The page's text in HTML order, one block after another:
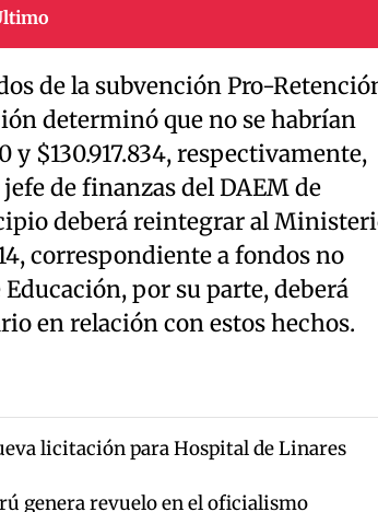
de la subvención Pro-
determinó que no se habrían
$130.917.834, respectivamente,
de finanzas del DAEM de
deberá reintegrar al
correspondiente a fondos no
por su parte, deberá
en relación con estos hechos.
licitación para Hospital de Linares
genera revuelo en el oficialismo